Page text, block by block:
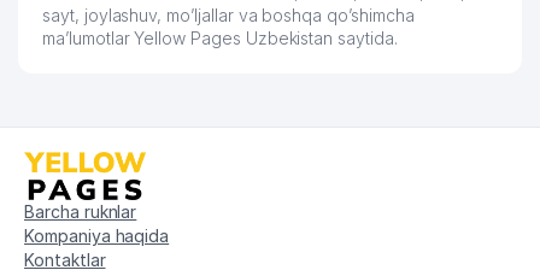
sayt, joylashuv, mo’ljallar va boshqa qo’shimcha
ma’lumotlar Yellow Pages Uzbekistan saytida.
Barcha ruknlar
Kompaniya haqida
Kontaktlar